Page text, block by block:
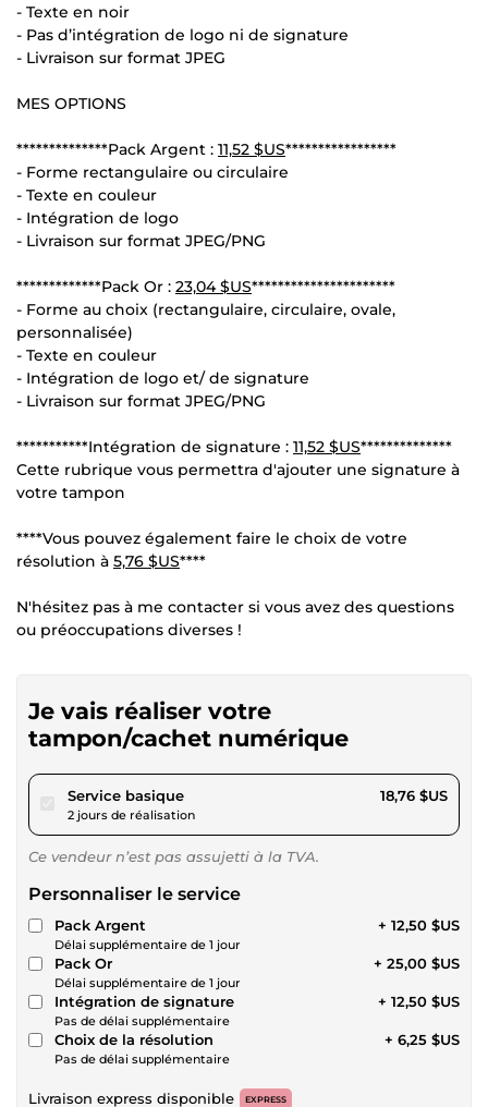
- Texte en noir
- Pas d’intégration de logo ni de signature
- Livraison sur format JPEG
MES OPTIONS
**************Pack Argent : 11,52 $US*****************
- Forme rectangulaire ou circulaire
- Texte en couleur
- Intégration de logo
- Livraison sur format JPEG/PNG
*************Pack Or : 23,04 $US**********************
- Forme au choix (rectangulaire, circulaire, ovale,
personnalisée)
- Texte en couleur
- Intégration de logo et/ de signature
- Livraison sur format JPEG/PNG
***********Intégration de signature : 11,52 $US**************
Cette rubrique vous permettra d'ajouter une signature à
votre tampon
****Vous pouvez également faire le choix de votre
résolution à 5,76 $US****
N'hésitez pas à me contacter si vous avez des questions
ou préoccupations diverses !
Je vais réaliser votre
tampon/cachet numérique
Service basiquepour 17,28 $US
2 jours de réalisation
18,76 $US
Ce vendeur n’est pas assujetti à la TVA.
Personnaliser le service
Pack Argent
Délai supplémentaire de 1 jour
+ 12,50 $US
Pack Or
Délai supplémentaire de 1 jour
+ 25,00 $US
Intégration de signature
Pas de délai supplémentaire
+ 12,50 $US
Choix de la résolution
Pas de délai supplémentaire
+ 6,25 $US
Livraison express disponible EXPRESS